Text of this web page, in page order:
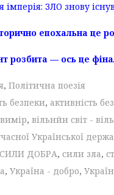
імперія: ЗЛО знову
епохальна це
розбита — ось це
, Політична поезія
безпеки, активність
, вільнйи світ -
Української
СИЛИ ДОБРА, сили зла,
, Україна - добро,